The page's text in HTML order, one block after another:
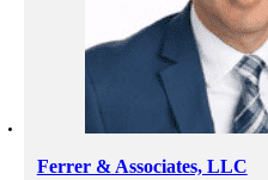
Ferrer & Associates, LLC